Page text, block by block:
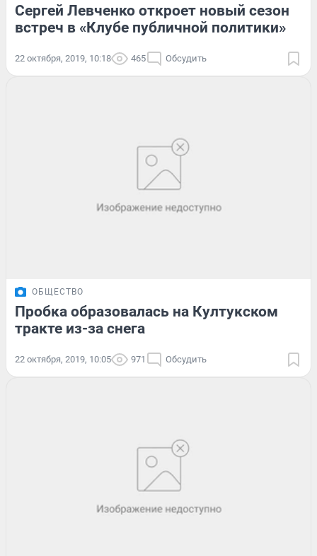
Сергей Левченко откроет новый сезон
встреч в «Клубе публичной политики»
22 октября, 2019, 10:18 465 Обсудить
ОБЩЕСТВО
Пробка образовалась на Култукском
тракте из-за снега
22 октября, 2019, 10:05 971 Обсудить